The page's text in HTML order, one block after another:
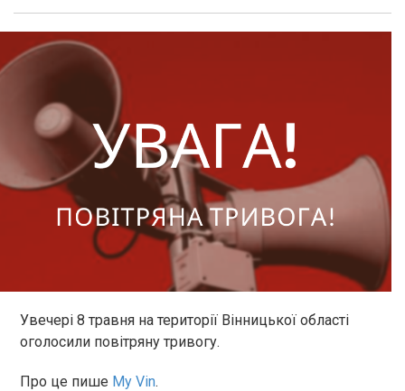
Увечері 8 травня на території Вінницької області
оголосили повітряну тривогу.
Про це пише My Vin.